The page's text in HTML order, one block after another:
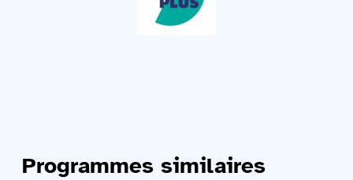
Programmes similaires